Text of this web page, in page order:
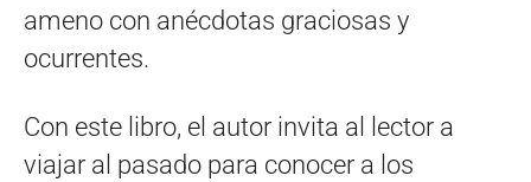
ameno con anécdotas graciosas y
ocurrentes.
Con este libro, el autor invita al lector a
viajar al pasado para conocer a los